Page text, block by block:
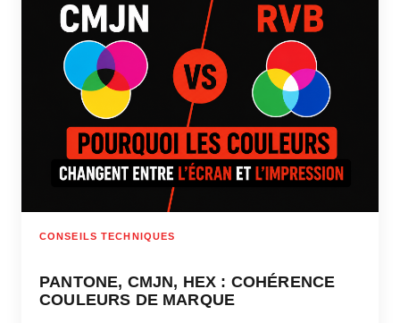
CONSEILS TECHNIQUES
PANTONE, CMJN, HEX : COHÉRENCE
COULEURS DE MARQUE